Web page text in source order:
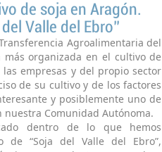
de soja en Aragón.
Valle del Ebro”
Agroalimentaria del
organizada en el cultivo de
empresas y del propio sector
de su cultivo y de los factores
y posiblemente uno de
Comunidad Autónoma.
dentro de lo que hemos
de “Soja del Valle del Ebro”,